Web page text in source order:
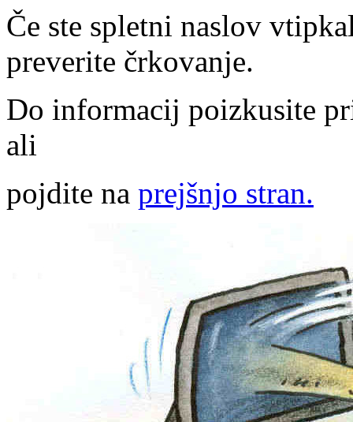
Če ste spletni naslov
preverite črkovanje.
Do informacij poizkusite
ali
pojdite na prejšnjo stran.